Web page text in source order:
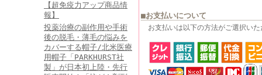
【超免疫力アップ商品情
報】
投薬治療の副作用や手術
後の脱毛・薄毛の悩みを
カバーする帽子/北米医療
用帽子「PARKHURST社
製」が日本初上陸・先行
■お支払いについて
お支払いは以下の方法がご選択い